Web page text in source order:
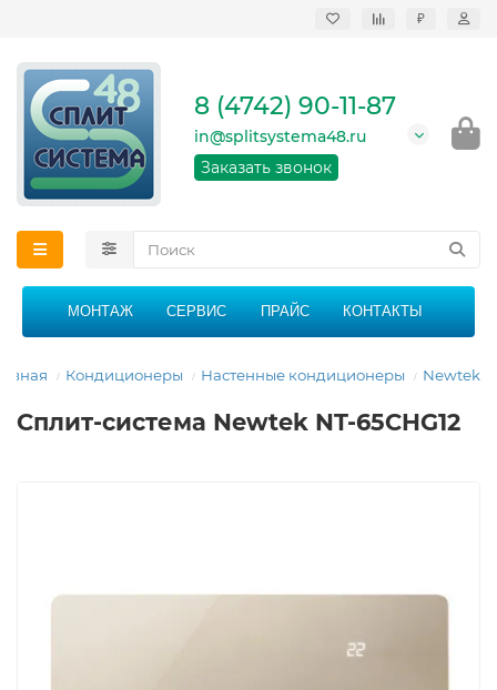
₽
кондиционеров в
области
График работы: 9:00 -
21:00 без перерыва и
8 (4742) 90-11-87
in@splitsystema48.ru
Заказать звонок
МОНТАЖ СЕРВИС ПРАЙС КОНТАКТЫ
Кондиционеры Настенные кондиционеры Newtek
Сплит-система Newtek NT-65CHG12